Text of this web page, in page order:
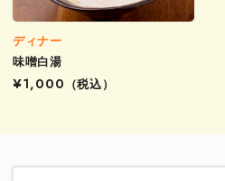
ディナー
味噌白湯
¥1,000
（税込）